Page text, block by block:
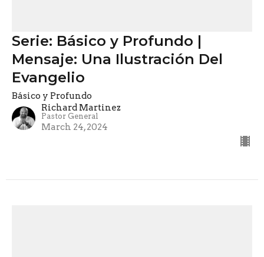
Serie: Básico y Profundo |
Mensaje: Una Ilustración Del
Evangelio
Básico y Profundo
Richard Martinez
Pastor General
March 24, 2024